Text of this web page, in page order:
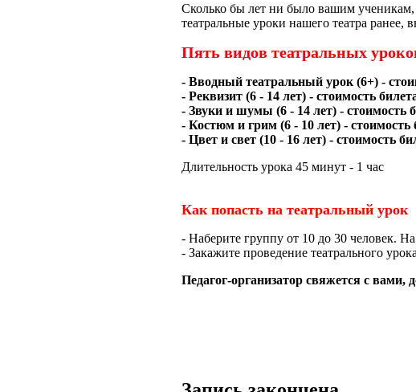
Сколько бы лет ни было вашим ученикам,
театральные уроки нашего театра ранее,
Пять видов театральных
- Вводный театральный урок (6+) -
- Реквизит (6 - 14 лет) - стоимость
- Звуки и шумы (6 - 14 лет) - стоимость
- Костюм и грим (6 - 10 лет) - стоимость
- Цвет и свет (10 - 16 лет) - стоимость
Длительность урока 45 минут - 1 час
Как попасть на театральный урок
- Наберите группу от 10 до 30 человек.
- Закажите проведение театрального
Педагог-организатор свяжется с вами,